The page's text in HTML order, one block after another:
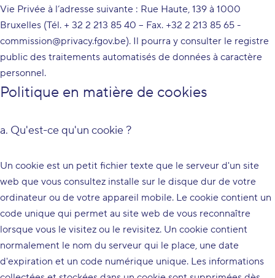
Vie Privée à l’adresse suivante : Rue Haute, 139 à 1000
Bruxelles (Tél. + 32 2 213 85 40 – Fax. +32 2 213 85 65 -
commission@privacy.fgov.be). Il pourra y consulter le registre
public des traitements automatisés de données à caractère
personnel.
Politique en matière de cookies
a. Qu'est-ce qu'un cookie ?
Un cookie est un petit fichier texte que le serveur d'un site
web que vous consultez installe sur le disque dur de votre
ordinateur ou de votre appareil mobile. Le cookie contient un
code unique qui permet au site web de vous reconnaître
lorsque vous le visitez ou le revisitez. Un cookie contient
normalement le nom du serveur qui le place, une date
d'expiration et un code numérique unique. Les informations